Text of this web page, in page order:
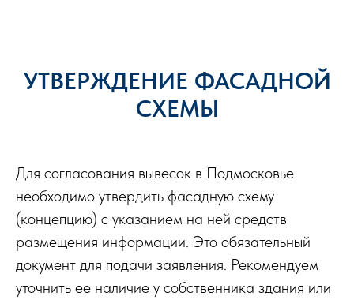
УТВЕРЖДЕНИЕ ФАСАДНОЙ
СХЕМЫ
Для согласования вывесок в Подмосковье
необходимо утвердить фасадную схему
(концепцию) с указанием на ней средств
размещения информации. Это обязательный
документ для подачи заявления. Рекомендуем
уточнить ее наличие у собственника здания или